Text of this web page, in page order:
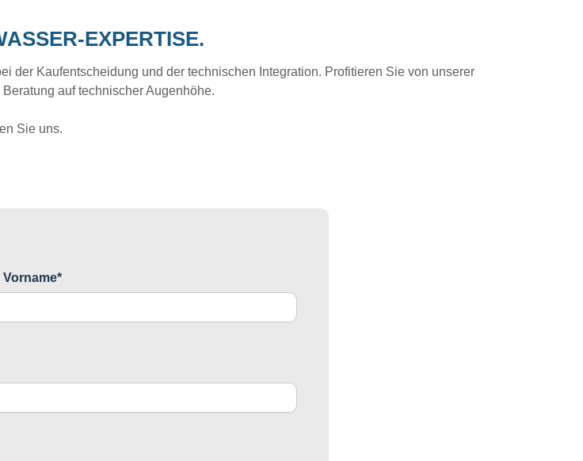
EXPERTISE.
der Kaufentscheidung und der technischen Integration. Profitieren Sie von unserer
auf technischer Augenhöhe.
Sie uns.
Vorname*